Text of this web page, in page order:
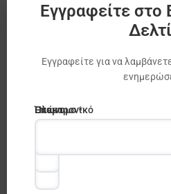
Εγγραφείτε στο
Εγγραφείτε για να
Ηλεκτρονικό
Όνομα
Επώνυμο *